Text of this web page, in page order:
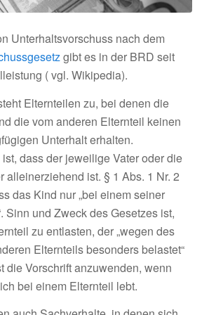
Unterhaltsvorschuss nach dem
gibt es in der BRD seit
( vgl. Wikipedia).
Elternteilen zu, bei denen die
die vom anderen Elternteil keinen
Unterhalt erhalten.
dass der jeweilige Vater oder die
alleinerziehend ist. § 1 Abs. 1 Nr. 2
das Kind nur „bei einem seiner
Sinn und Zweck des Gesetzes ist,
zu entlasten, der „wegen des
Elternteils besonders belastet“
die Vorschrift anzuwenden, wenn
bei einem Elternteil lebt.